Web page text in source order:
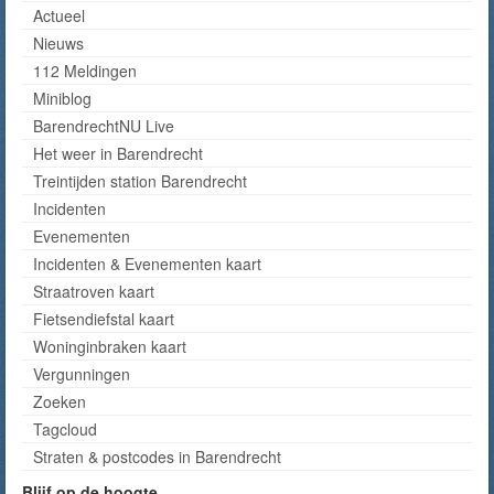
Actueel
Nieuws
112 Meldingen
Miniblog
BarendrechtNU Live
Het weer in Barendrecht
Treintijden station Barendrecht
Incidenten
Evenementen
Incidenten & Evenementen kaart
Straatroven kaart
Fietsendiefstal kaart
Woninginbraken kaart
Vergunningen
Zoeken
Tagcloud
Straten & postcodes in Barendrecht